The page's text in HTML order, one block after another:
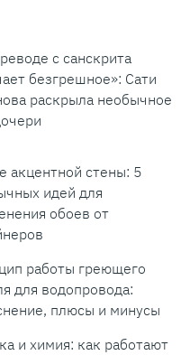
с санскрита
безгрешное»: Сати
раскрыла необычное
акцентной стены: 5
идей для
обоев от
работы греющего
для водопровода:
плюсы и минусы
и химия: как работают